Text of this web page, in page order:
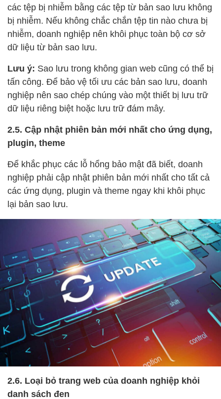
các tệp bị nhiễm bằng các tệp từ bản sao lưu không
bị nhiễm. Nếu không chắc chắn tệp tin nào chưa bị
nhiễm, doanh nghiệp nên khôi phục toàn bộ cơ sở
dữ liệu từ bản sao lưu.
Lưu ý: Sao lưu trong không gian web cũng có thể bị
tấn công. Để bảo vệ tối ưu các bản sao lưu, doanh
nghiệp nên sao chép chúng vào một thiết bị lưu trữ
dữ liệu riêng biệt hoặc lưu trữ đám mây.
2.5. Cập nhật phiên bản mới nhất cho ứng dụng,
plugin, theme
Để khắc phục các lỗ hổng bảo mật đã biết, doanh
nghiệp phải cập nhật phiên bản mới nhất cho tất cả
các ứng dụng, plugin và theme ngay khi khôi phục
lại bản sao lưu.
2.6. Loại bỏ trang web của doanh nghiệp khỏi
danh sách đen